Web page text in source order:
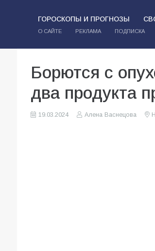
ГОРОСКОПЫ И ПРОГНОЗЫ
О САЙТЕ РЕКЛАМА ПОДПИСКА
Борются с
два продукта
19.03.2024 Алена Васнецова